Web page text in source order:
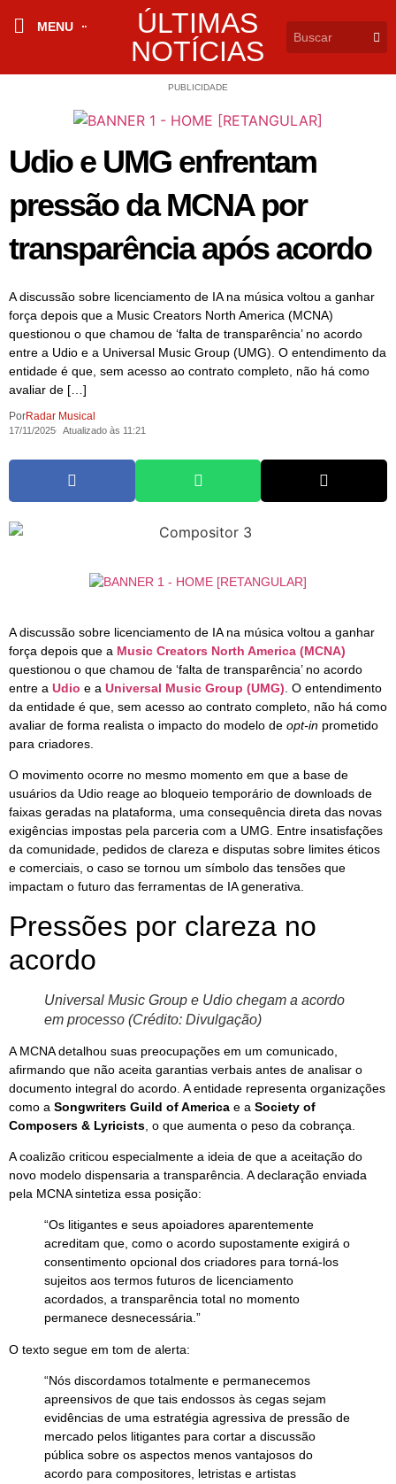
MENU
ÚLTIMAS
NOTÍCIAS
PUBLICIDADE
Udio e UMG enfrentam
pressão da MCNA por
transparência após acordo
A discussão sobre licenciamento de IA na música voltou a ganhar
força depois que a Music Creators North America (MCNA)
questionou o que chamou de ‘falta de transparência’ no acordo
entre a Udio e a Universal Music Group (UMG). O entendimento da
entidade é que, sem acesso ao contrato completo, não há como
avaliar de […]
PorRadar Musical
17/11/2025 Atualizado às 11:21
A discussão sobre licenciamento de IA na música voltou a ganhar
força depois que a Music Creators North America (MCNA)
questionou o que chamou de ‘falta de transparência’ no acordo
entre a Udio e a Universal Music Group (UMG) . O entendimento
da entidade é que, sem acesso ao contrato completo, não há como
avaliar de forma realista o impacto do modelo de opt-in prometido
para criadores.
O movimento ocorre no mesmo momento em que a base de
usuários da Udio reage ao bloqueio temporário de downloads de
faixas geradas na plataforma, uma consequência direta das novas
exigências impostas pela parceria com a UMG. Entre insatisfações
da comunidade, pedidos de clareza e disputas sobre limites éticos
e comerciais, o caso se tornou um símbolo das tensões que
impactam o futuro das ferramentas de IA generativa.
Pressões por clareza no
acordo
Universal Music Group e Udio chegam a acordo
em processo (Crédito: Divulgação)
A MCNA detalhou suas preocupações em um comunicado,
afirmando que não aceita garantias verbais antes de analisar o
documento integral do acordo. A entidade representa organizações
como a Songwriters Guild of America e a Society of
Composers & Lyricists , o que aumenta o peso da cobrança.
A coalizão criticou especialmente a ideia de que a aceitação do
novo modelo dispensaria a transparência. A declaração enviada
pela MCNA sintetiza essa posição:
“Os litigantes e seus apoiadores aparentemente
acreditam que, como o acordo supostamente exigirá o
consentimento opcional dos criadores para torná-los
sujeitos aos termos futuros de licenciamento
acordados, a transparência total no momento
permanece desnecessária.”
O texto segue em tom de alerta:
“Nós discordamos totalmente e permanecemos
apreensivos de que tais endossos às cegas sejam
evidências de uma estratégia agressiva de pressão de
mercado pelos litigantes para cortar a discussão
pública sobre os aspectos menos vantajosos do
acordo para compositores, letristas e artistas